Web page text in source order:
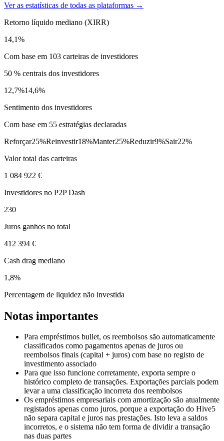
Ver as estatísticas de todas as plataformas →
Retorno líquido mediano (XIRR)
14,1%
Com base em 103 carteiras de investidores
50 % centrais dos investidores
12,7%14,6%
Sentimento dos investidores
Com base em 55 estratégias declaradas
Reforçar25%Reinvestir18%Manter25%Reduzir9%Sair22%
Valor total das carteiras
1 084 922 €
Investidores no P2P Dash
230
Juros ganhos no total
412 394 €
Cash drag mediano
1,8%
Percentagem de liquidez não investida
Notas importantes
Para empréstimos bullet, os reembolsos são automaticamente
classificados como pagamentos apenas de juros ou
reembolsos finais (capital + juros) com base no registo de
investimento associado
Para que isso funcione corretamente, exporta sempre o
histórico completo de transações. Exportações parciais podem
levar a uma classificação incorreta dos reembolsos
Os empréstimos empresariais com amortização são atualmente
registados apenas como juros, porque a exportação do Hive5
não separa capital e juros nas prestações. Isto leva a saldos
incorretos, e o sistema não tem forma de dividir a transação
nas duas partes